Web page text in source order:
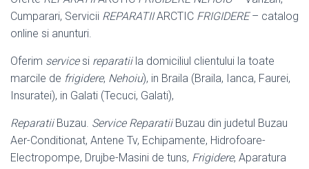
Cumparari, Servicii REPARATIIARCTIC FRIGIDERE– catalog
online si anunturi.
Oferim servicesi reparatiila domiciliul clientului la toate
marcile de frigidere, Nehoiu), in Braila (Braila, Ianca, Faurei,
Insuratei), in Galati (Tecuci, Galati),
ReparatiiBuzau. Service ReparatiiBuzau din judetul Buzau
Aer-Conditionat, Antene Tv, Echipamente, Hidrofoare-
Electropompe, Drujbe-Masini de tuns, Frigidere, Aparatura